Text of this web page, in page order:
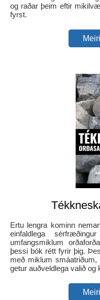
og raðar þeim eftir
fyrst.
Ertu lengra kominn
einfaldlega
umfangsmiklum
þessi bók rétt fyrir þig.
með miklum
getur auðveldlega valið